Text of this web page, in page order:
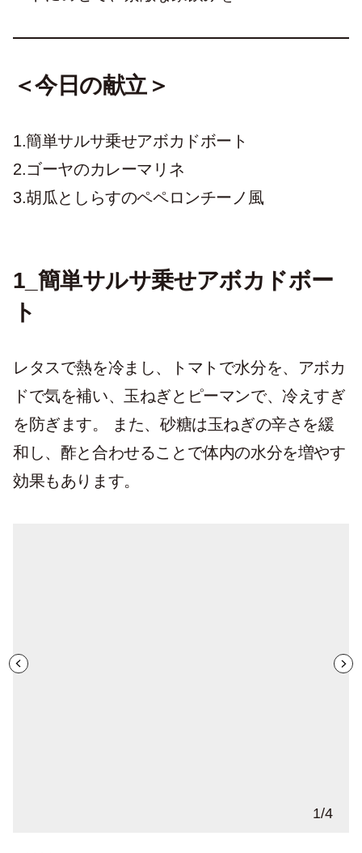
＜今日の献立＞
1.簡単サルサ乗せアボカドボート
2.ゴーヤのカレーマリネ
3.胡瓜としらすのペペロンチーノ風
1_簡単サルサ乗せアボカドボー
ト
レタスで熱を冷まし、トマトで水分を、アボカ
ドで気を補い、玉ねぎとピーマンで、冷えすぎ
を防ぎます。 また、砂糖は玉ねぎの辛さを緩
和し、酢と合わせることで体内の水分を増やす
効果もあります。
1/4